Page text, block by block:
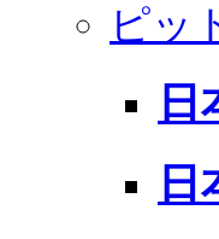
ピッ